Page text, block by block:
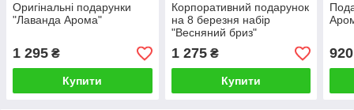
Оригінальні подарунки
"Лаванда Арома"
1 295 ₴
Купити
Корпоративний подарунок
на 8 березня набір
"Весняний бриз"
1 275₴
Купити
920